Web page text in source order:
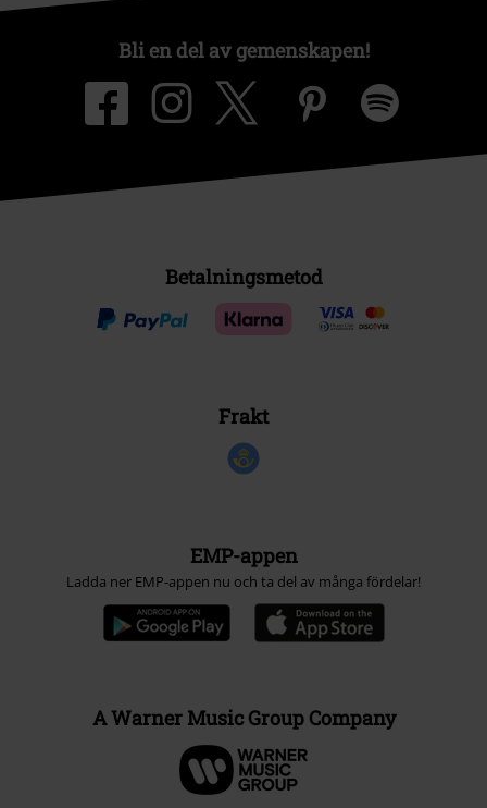
Bli en del av gemenskapen!
Betalningsmetod
Frakt
EMP-appen
Ladda ner EMP-appen nu och ta del av många fördelar!
A Warner Music Group Company